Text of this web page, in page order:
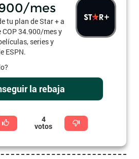
mes
tu plan de Star + a
COP 34.900/mes y
series y
ESPN.
la rebaja
4
votos